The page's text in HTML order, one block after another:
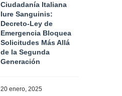
Ciudadanía Italiana
Iure Sanguinis:
Decreto-Ley de
Emergencia Bloquea
Solicitudes Más Allá
de la Segunda
Generación
20 enero, 2025